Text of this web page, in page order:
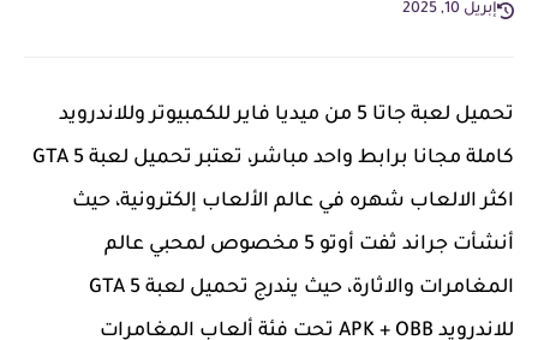
إبريل 10, 2025
تحميل لعبة جاتا 5 من ميديا فاير للكمبيوتر وللاندرويد
كاملة مجانا برابط واحد مباشر، تعتبر تحميل لعبة GTA 5
اكثر الالعاب شهره في عالم الألعاب إلكترونية، حيث
أنشأت جراند ثفت أوتو 5 مخصوص لمحبي عالم
المغامرات والاثارة، حيث يندرج تحميل لعبة GTA 5
للاندرويد APK + OBB تحت فئة ألعاب المغامرات